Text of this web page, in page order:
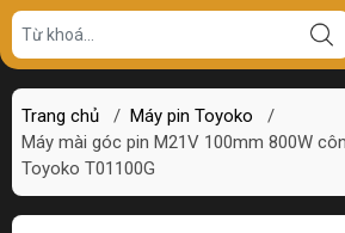
Trang chủ / Máy pin Toyoko
/
Máy mài góc pin M21V 100mm 800W
Toyoko T01100G
Giá bán